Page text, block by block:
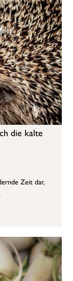
die kalte
Zeit dar,